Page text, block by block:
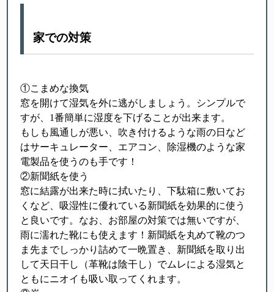
家での対策
①こまめな換気
窓を開けて湿気を外に逃がしましょう。シンプルで
すが、1番簡単に湿度を下げることが出来ます。
もしも風通しが悪い、吹き付けるような雨の日など
はサーキュレーター、エアコン、除湿機のような家
電製品を使うのも手です！
②新聞紙を使う
窓に結露が出来た時に拭いたり、下駄箱に敷いてお
くなど、吸湿性に優れている新聞紙を効果的に使う
と良いです。なお、お部屋の対策では無いですが、
雨に濡れた靴にも使えます！新聞紙を丸めて靴のつ
ま先までしっかり詰めて一晩置き、新聞紙を取り出
して天日干し（革靴は陰干し）でムレによる湿気と
ともにニオイも吸い取ってくれます。